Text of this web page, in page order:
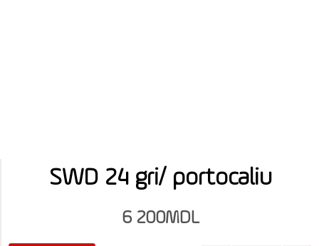
SWD 24 gri/ portocaliu
6 200MDL